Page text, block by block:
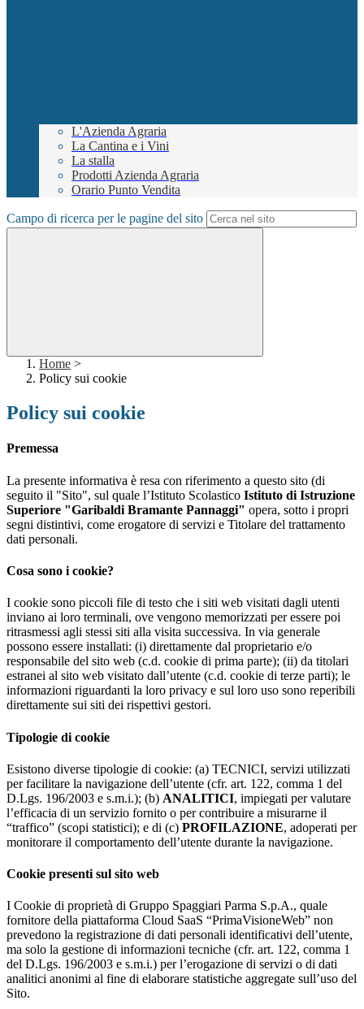
L'Azienda Agraria
La Cantina e i Vini
La stalla
Prodotti Azienda Agraria
Orario Punto Vendita
Campo di ricerca per le pagine del sito
Home >
Policy sui cookie
Policy sui cookie
Premessa
La presente informativa è resa con riferimento a questo sito (di
seguito il "Sito", sul quale l’Istituto Scolastico Istituto di Istruzione
Superiore "Garibaldi Bramante Pannaggi" opera, sotto i propri
segni distintivi, come erogatore di servizi e Titolare del trattamento
dati personali.
Cosa sono i cookie?
I cookie sono piccoli file di testo che i siti web visitati dagli utenti
inviano ai loro terminali, ove vengono memorizzati per essere poi
ritrasmessi agli stessi siti alla visita successiva. In via generale
possono essere installati: (i) direttamente dal proprietario e/o
responsabile del sito web (c.d. cookie di prima parte); (ii) da titolari
estranei al sito web visitato dall’utente (c.d. cookie di terze parti); le
informazioni riguardanti la loro privacy e sul loro uso sono reperibili
direttamente sui siti dei rispettivi gestori.
Tipologie di cookie
Esistono diverse tipologie di cookie: (a) TECNICI, servizi utilizzati
per facilitare la navigazione dell’utente (cfr. art. 122, comma 1 del
D.Lgs. 196/2003 e s.m.i.); (b) ANALITICI, impiegati per valutare
l’efficacia di un servizio fornito o per contribuire a misurarne il
“traffico” (scopi statistici); e di (c) PROFILAZIONE, adoperati per
monitorare il comportamento dell’utente durante la navigazione.
Cookie presenti sul sito web
I Cookie di proprietà di Gruppo Spaggiari Parma S.p.A., quale
fornitore della piattaforma Cloud SaaS “PrimaVisioneWeb” non
prevedono la registrazione di dati personali identificativi dell’utente,
ma solo la gestione di informazioni tecniche (cfr. art. 122, comma 1
del D.Lgs. 196/2003 e s.m.i.) per l’erogazione di servizi o di dati
analitici anonimi al fine di elaborare statistiche aggregate sull’uso del
Sito.